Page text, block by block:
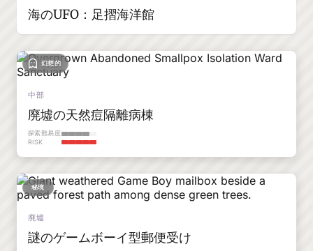
海のUFO：足摺海洋館
幻想的
中部
廃墟の天然痘隔離病棟
探索難易度
RISK
秘境
廃墟
謎のゲームボーイ型郵便受け